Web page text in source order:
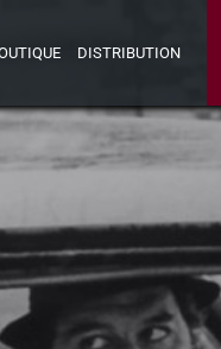
DISTRIBUTION